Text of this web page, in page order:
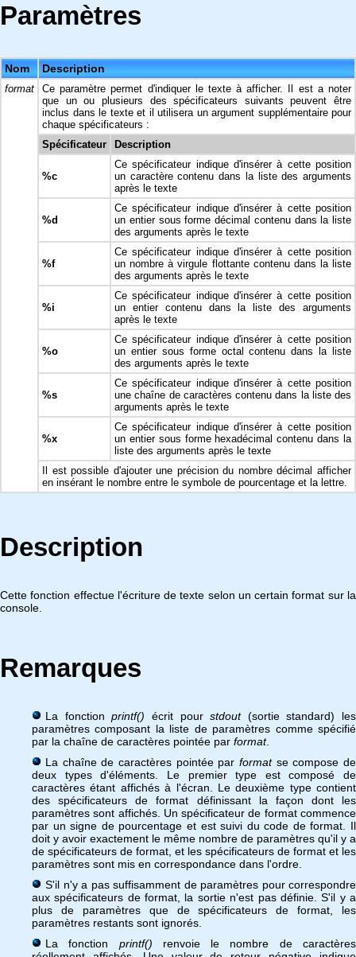
Paramètres
Nom Description
format
Ce paramètre permet d'indiquer le texte à afficher. Il est a noter
que un ou plusieurs des spécificateurs suivants peuvent être
inclus dans le texte et il utilisera un argument supplémentaire pour
chaque spécificateurs :
Spécificateur
Description
%c
Ce spécificateur indique d'insérer à cette position
un caractère contenu dans la liste des arguments
après le texte
%d
Ce spécificateur indique d'insérer à cette position
un entier sous forme décimal contenu dans la liste
des arguments après le texte
%f
Ce spécificateur indique d'insérer à cette position
un nombre à virgule flottante contenu dans la liste
des arguments après le texte
%i
Ce spécificateur indique d'insérer à cette position
un entier contenu dans la liste des arguments
après le texte
%o
Ce spécificateur indique d'insérer à cette position
un entier sous forme octal contenu dans la liste
des arguments après le texte
%s
Ce spécificateur indique d'insérer à cette position
une chaîne de caractères contenu dans la liste des
arguments après le texte
%x
Ce spécificateur indique d'insérer à cette position
un entier sous forme hexadécimal contenu dans la
liste des arguments après le texte
Il est possible d'ajouter une précision du nombre décimal afficher
en insérant le nombre entre le symbole de pourcentage et la lettre.
Description
Cette fonction effectue l'écriture de texte selon un certain format sur la
console.
Remarques
La fonctionprintf() écrit pourstdout(sortie standard) les
paramètres composant la liste de paramètres comme spécifié
par la chaîne de caractères pointée par format.
La chaîne de caractères pointée par formatse compose de
deux types d'éléments. Le premier type est composé de
caractères étant affichés à l'écran. Le deuxième type contient
des spécificateurs de format définissant la façon dont les
paramètres sont affichés. Un spécificateur de format commence
par un signe de pourcentage et est suivi du code de format. Il
doit y avoir exactement le même nombre de paramètres qu'il y a
de spécificateurs de format, et les spécificateurs de format et les
paramètres sont mis en correspondance dans l'ordre.
S'il n'y a pas suffisamment de paramètres pour correspondre
aux spécificateurs de format, la sortie n'est pas définie. S'il y a
plus de paramètres que de spécificateurs de format, les
paramètres restants sont ignorés.
La fonction printf() renvoie le nombre de caractères